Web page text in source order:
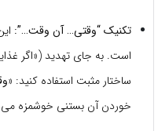
تکنیک “وقتی… آن وقت…”:
است. به جای تهدید («اگر
ساختار مثبت استفاده کنید: «
خوردن آن بستنی خوشمزه